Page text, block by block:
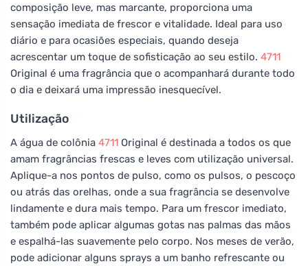
composição leve, mas marcante, proporciona uma
sensação imediata de frescor e vitalidade. Ideal para uso
diário e para ocasiões especiais, quando deseja
acrescentar um toque de sofisticação ao seu estilo. 4711
Original é uma fragrância que o acompanhará durante todo
o dia e deixará uma impressão inesquecível.
Utilização
A água de colônia 4711 Original é destinada a todos os que
amam fragrâncias frescas e leves com utilização universal.
Aplique-a nos pontos de pulso, como os pulsos, o pescoço
ou atrás das orelhas, onde a sua fragrância se desenvolve
lindamente e dura mais tempo. Para um frescor imediato,
também pode aplicar algumas gotas nas palmas das mãos
e espalhá-las suavemente pelo corpo. Nos meses de verão,
pode adicionar alguns sprays a um banho refrescante ou